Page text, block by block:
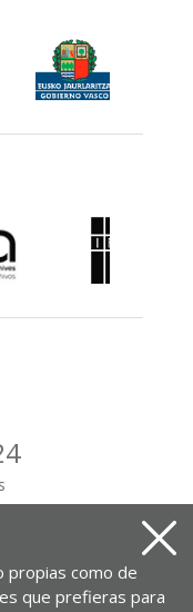
propias como de
que prefieras para